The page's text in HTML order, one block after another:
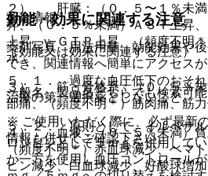
２）． 肝臓：（０．５〜１％未
昇、（０．５％未満）ＡＳＴ上昇
上昇、γ−ＧＴＰ上昇、（頻度不明
水。
３）． 筋・骨格系：（０．５％
部痛、（頻度不明＊）筋肉痛、筋力
４）． 血液：（０．５％未満）
（頻度不明＊）赤血球減少、ヘマ
ビン減少、白血球減少、好酸球増
効能・効果に関連する注意
（効能又は効果に関連する注意）
５．１． 過度な血圧低下のおそ
治療の第一選択薬としないこと。
５．２． 原則として、イルベサ
ロジピンとして５ｍｇを併用して
か一方を使用し血圧コントロール
薬剤情報
薬剤写真、用法用量、効能効果や
でき、関連情報へ簡単にアクセスが
一般名、製品名どちらでも検索可
※ ご使用いただく際に、必ず最新
情報も併せてご確認下さい。